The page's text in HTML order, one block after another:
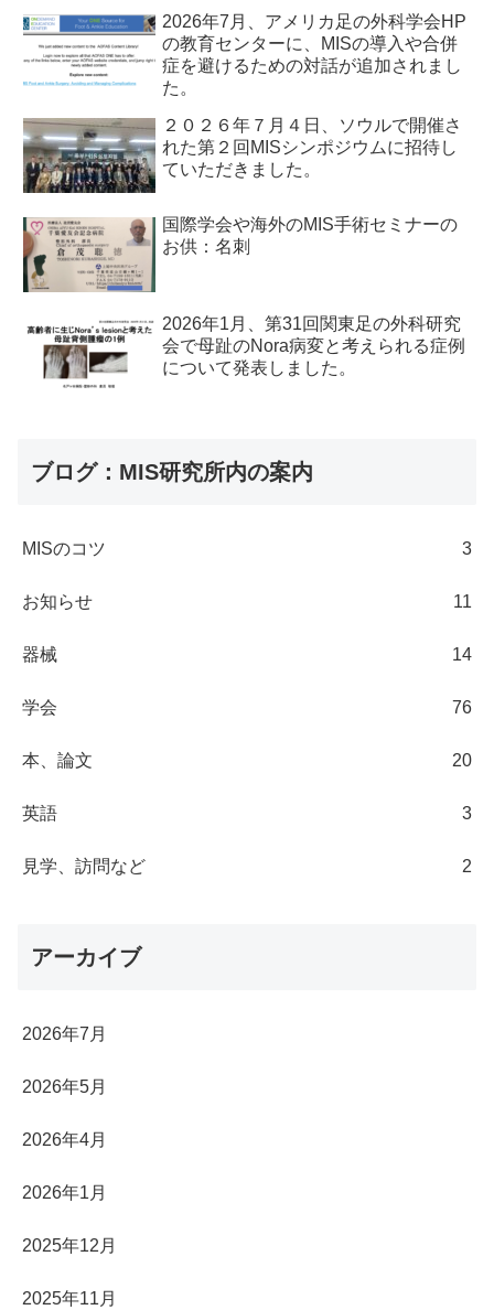
2026年7月、アメリカ足の外科学会HP
の教育センターに、MISの導入や合併
症を避けるための対話が追加されまし
た。
２０２６年７月４日、ソウルで開催さ
れた第２回MISシンポジウムに招待し
ていただきました。
国際学会や海外のMIS手術セミナーの
お供：名刺
2026年1月、第31回関東足の外科研究
会で母趾のNora病変と考えられる症例
について発表しました。
ブログ：MIS研究所内の案内
MISのコツ 3
お知らせ 11
器械 14
学会 76
本、論文 20
英語 3
見学、訪問など 2
アーカイブ
2026年7月
2026年5月
2026年4月
2026年1月
2025年12月
2025年11月